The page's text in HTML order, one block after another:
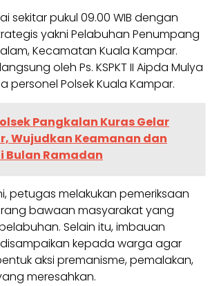
sekitar pukul 09.00 WIB dengan
yakni Pelabuhan Penumpang
Kecamatan Kuala Kampar.
oleh Ps. KSPKT II Aipda Mulya
personel Polsek Kuala Kampar.
Pangkalan Kuras Gelar
Wujudkan Keamanan dan
Bulan Ramadan
petugas melakukan pemeriksaan
bawaan masyarakat yang
Selain itu, imbauan
kepada warga agar
aksi premanisme, pemalakan,
meresahkan.